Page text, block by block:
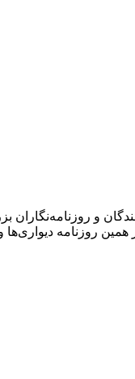
و روزنامه‌نگاران